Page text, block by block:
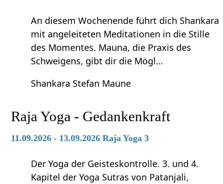
An diesem Wochenende führt dich Shankara
mit angeleiteten Meditationen in die Stille
des Momentes. Mauna, die Praxis des
Schweigens, gibt dir die Mögl…
Shankara Stefan Maune
Raja Yoga - Gedankenkraft
11.09.2026 - 13.09.2026 Raja Yoga 3
Der Yoga der Geisteskontrolle. 3. und 4.
Kapitel der Yoga Sutras von Patanjali,